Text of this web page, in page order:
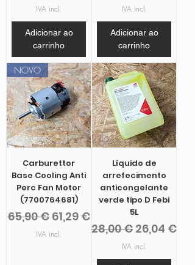
IVA incl.
Adicionar ao
carrinho
IVA incl.
Adicionar ao
carrinho
NOVO
Carburettor
Base Cooling Anti
Perc Fan Motor
(7700764681)
Preço normal
65,90 € Preço promocional
61,29 €
IVA incl.
Líquido de
arrefecimento
anticongelante
verde tipo D Febi
5L
Preço normal
28,00 € Preço
26,04 €
IVA incl.